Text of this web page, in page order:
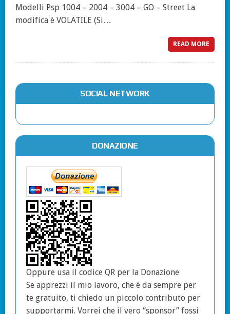
Modelli Psp 1004 – 2004 – 3004 – GO – Street La
modifica è VOLATILE (Si…
READ MORE
SOCIAL NETWORK
DONAZIONE
Oppure usa il codice QR per la Donazione
Se apprezzi il mio lavoro, che è da sempre per
te gratuito, ti chiedo un piccolo contributo per
supportarmi. Vorrei che il vero “sponsor” fossi